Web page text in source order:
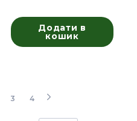
Додати в
кошик
3 4